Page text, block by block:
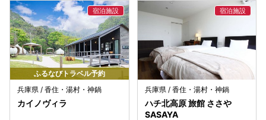
ふるなびトラベル予約
兵庫県 / 香住・湯村・神鍋
カイノヴィラ
兵庫県 / 香住・湯村・神鍋
ハチ北高原 旅館 ささや
SASAYA